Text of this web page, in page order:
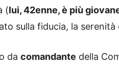
(lui, 42enne, è più
sulla fiducia, la
da comandante della